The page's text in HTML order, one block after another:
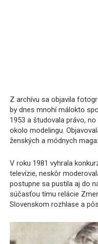
Z archívu sa objavila
by dnes mnohí málokto
1953 a študovala právo,
okolo modelingu.
ženských a módnych
V roku 1981 vyhrala
televízie, neskôr
postupne sa pustila aj do
súčasťou tímu relácie
Slovenskom rozhlase a